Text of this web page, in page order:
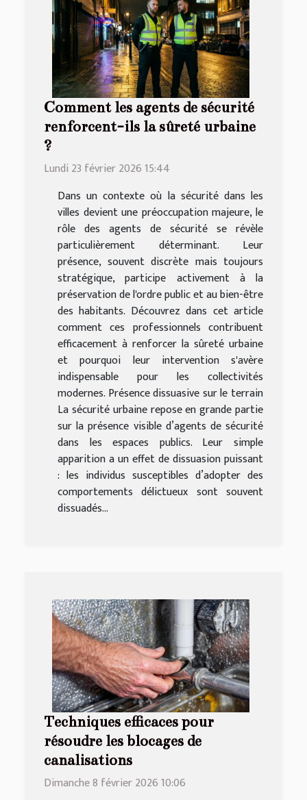
Comment les agents de sécurité
renforcent-ils la sûreté urbaine
?
Lundi 23 février 2026 15:44
Dans un contexte où la sécurité dans les
villes devient une préoccupation majeure, le
rôle des agents de sécurité se révèle
particulièrement déterminant. Leur
présence, souvent discrète mais toujours
stratégique, participe activement à la
préservation de l'ordre public et au bien-être
des habitants. Découvrez dans cet article
comment ces professionnels contribuent
efficacement à renforcer la sûreté urbaine
et pourquoi leur intervention s'avère
indispensable pour les collectivités
modernes. Présence dissuasive sur le terrain
La sécurité urbaine repose en grande partie
sur la présence visible d’agents de sécurité
dans les espaces publics. Leur simple
apparition a un effet de dissuasion puissant
: les individus susceptibles d’adopter des
comportements délictueux sont souvent
dissuadés...
Techniques efficaces pour
résoudre les blocages de
canalisations
Dimanche 8 février 2026 10:06